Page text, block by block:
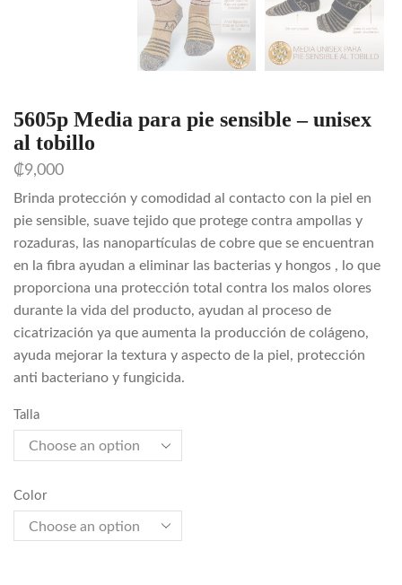
5605p Media para pie sensible – unisex
al tobillo
₡9,000
Brinda protección y comodidad al contacto con la piel en
pie sensible, suave tejido que protege contra ampollas y
rozaduras, las nanopartículas de cobre que se encuentran
en la fibra ayudan a eliminar las bacterias y hongos , lo que
proporciona una protección total contra los malos olores
durante la vida del producto, ayudan al proceso de
cicatrización ya que aumenta la producción de colágeno,
ayuda mejorar la textura y aspecto de la piel, protección
anti bacteriano y fungicida.
Talla
Color